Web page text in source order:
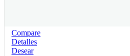
Compare
Detalles
Desear